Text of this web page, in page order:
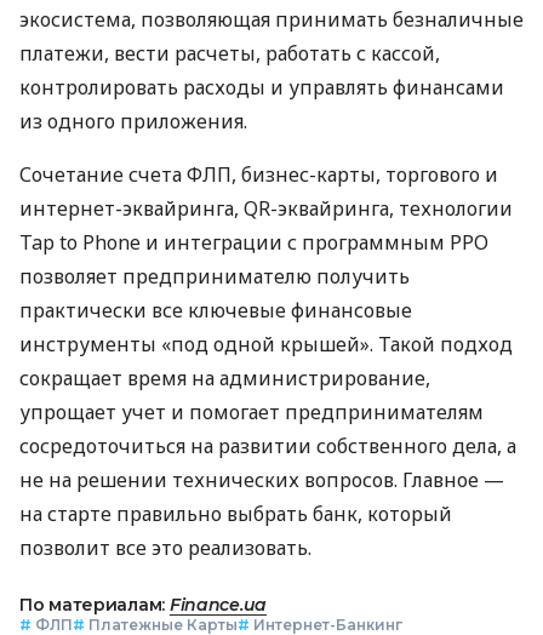
экосистема, позволяющая принимать безналичные
платежи, вести расчеты, работать с кассой,
контролировать расходы и управлять финансами
из одного приложения.
Сочетание счета ФЛП, бизнес-карты, торгового и
интернет-эквайринга, QR-эквайринга, технологии
Tap to Phone и интеграции с программным РРО
позволяет предпринимателю получить
практически все ключевые финансовые
инструменты «под одной крышей». Такой подход
сокращает время на администрирование,
упрощает учет и помогает предпринимателям
сосредоточиться на развитии собственного дела, а
не на решении технических вопросов. Главное —
на старте правильно выбрать банк, который
позволит все это реализовать.
По материалам: Finance.ua
# ФЛП# Платежные Карты# Интернет-Банкинг